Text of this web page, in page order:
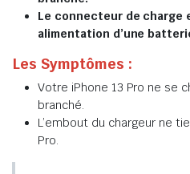
Le connecteur de charge
alimentation d’une
Les Symptômes :
Votre iPhone 13 Pro ne se
branché.
L’embout du chargeur ne
Pro.